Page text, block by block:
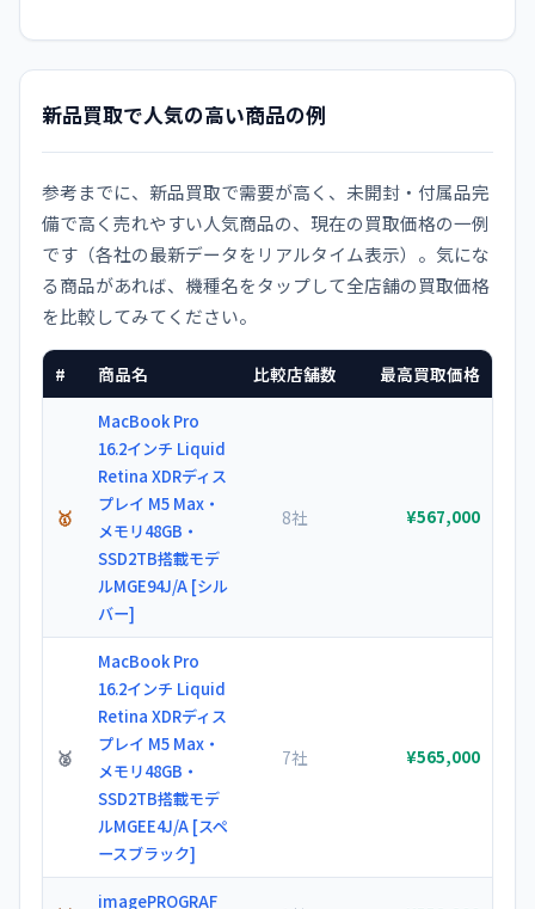
新品買取で人気の高い商品の例
参考までに、新品買取で需要が高く、未開封・付属品完
備で高く売れやすい人気商品の、現在の買取価格の一例
です（各社の最新データをリアルタイム表示）。気にな
る商品があれば、機種名をタップして全店舗の買取価格
を比較してみてください。
# 商品名 比較店舗数 最高買取価格
🥇
MacBook Pro
16.2インチ Liquid
Retina XDRディス
プレイ M5 Max・
メモリ48GB・
SSD2TB搭載モデ
ルMGE94J/A [シル
バー]
8社 ¥567,000
🥈
MacBook Pro
16.2インチ Liquid
Retina XDRディス
プレイ M5 Max・
メモリ48GB・
SSD2TB搭載モデ
ルMGEE4J/A [スペ
ースブラック]
7社 ¥565,000
imagePROGRAF